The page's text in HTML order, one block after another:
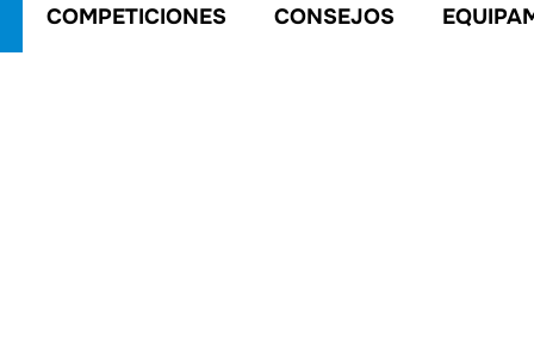
COMPETICIONES CONSEJOS